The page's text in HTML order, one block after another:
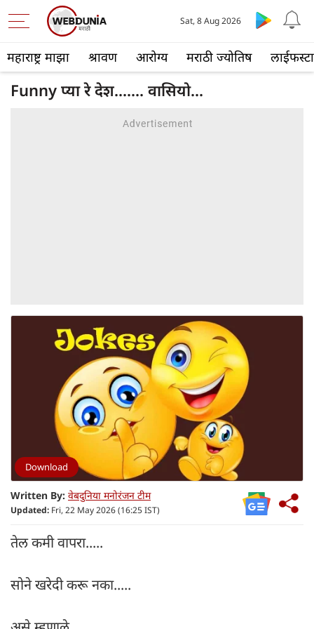
महाराष्ट्र माझा श्रावण आरोग्य मराठी ज्योतिष
Sat, 8 Aug 2026
Funny प्या रे देश....... वासियो...
Download
Written By: वेबदुनिया मनोरंजन टीम
Updated: Fri, 22 May 2026 (16:25 IST)
तेल कमी वापरा.....
सोने खरेदी करू नका.....